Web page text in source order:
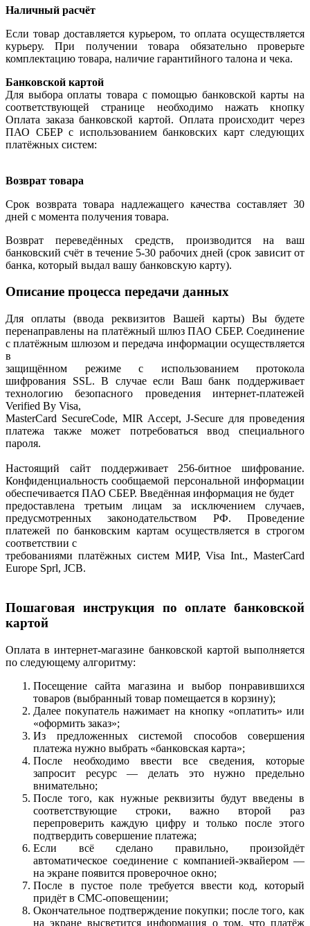
Наличный расчёт
Если товар доставляется курьером, то оплата осуществляется
курьеру. При получении товара обязательно проверьте
комплектацию товара, наличие гарантийного талона и чека.
Банковской картой
Для выбора оплаты товара с помощью банковской карты на
соответствующей странице необходимо нажать кнопку
Оплата заказа банковской картой. Оплата происходит через
ПАО СБЕР с использованием банковских карт следующих
платёжных систем:
Возврат товара
Срок возврата товара надлежащего качества составляет 30
дней с момента получения товара.
Возврат переведённых средств, производится на ваш
банковский счёт в течение 5-30 рабочих дней (срок зависит от
банка, который выдал вашу банковскую карту).
Описание процесса передачи данных
Для оплаты (ввода реквизитов Вашей карты) Вы будете
перенаправлены на платёжный шлюз ПАО СБЕР. Соединение
с платёжным шлюзом и передача информации осуществляется
в
защищённом режиме с использованием протокола
шифрования SSL. В случае если Ваш банк поддерживает
технологию безопасного проведения интернет-платежей
Verified By Visa,
MasterCard SecureCode, MIR Accept, J-Secure для проведения
платежа также может потребоваться ввод специального
пароля.
Настоящий сайт поддерживает 256-битное шифрование.
Конфиденциальность сообщаемой персональной информации
обеспечивается ПАО СБЕР. Введённая информация не будет
предоставлена третьим лицам за исключением случаев,
предусмотренных законодательством РФ. Проведение
платежей по банковским картам осуществляется в строгом
соответствии с
требованиями платёжных систем МИР, Visa Int., MasterCard
Europe Sprl, JCB.
Пошаговая инструкция по оплате банковской
картой
Оплата в интернет-магазине банковской картой выполняется
по следующему алгоритму:
Посещение сайта магазина и выбор понравившихся
товаров (выбранный товар помещается в корзину);
Далее покупатель нажимает на кнопку «оплатить» или
«оформить заказ»;
Из предложенных системой способов совершения
платежа нужно выбрать «банковская карта»;
После необходимо ввести все сведения, которые
запросит ресурс — делать это нужно предельно
внимательно;
После того, как нужные реквизиты будут введены в
соответствующие строки, важно второй раз
перепроверить каждую цифру и только после этого
подтвердить совершение платежа;
Если всё сделано правильно, произойдёт
автоматическое соединение с компанией-эквайером —
на экране появится проверочное окно;
После в пустое поле требуется ввести код, который
придёт в СМС-оповещении;
Окончательное подтверждение покупки; после того, как
на экране высветится информация о том, что платёж